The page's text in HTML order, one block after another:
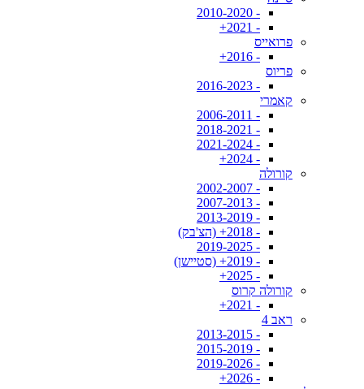
- 2010-2020
- 2021+
פרואייס
- 2016+
פריוס
- 2016-2023
קאמרי
- 2006-2011
- 2018-2021
- 2021-2024
- 2024+
קורולה
- 2002-2007
- 2007-2013
- 2013-2019
- 2018+ (הצ'בק)
- 2019-2025
- 2019+ (סטיישן)
- 2025+
קורולה קרוס
- 2021+
ראב 4
- 2013-2015
- 2015-2019
- 2019-2026
- 2026+